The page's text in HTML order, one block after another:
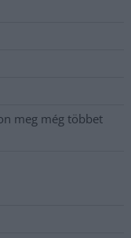
meg még többet